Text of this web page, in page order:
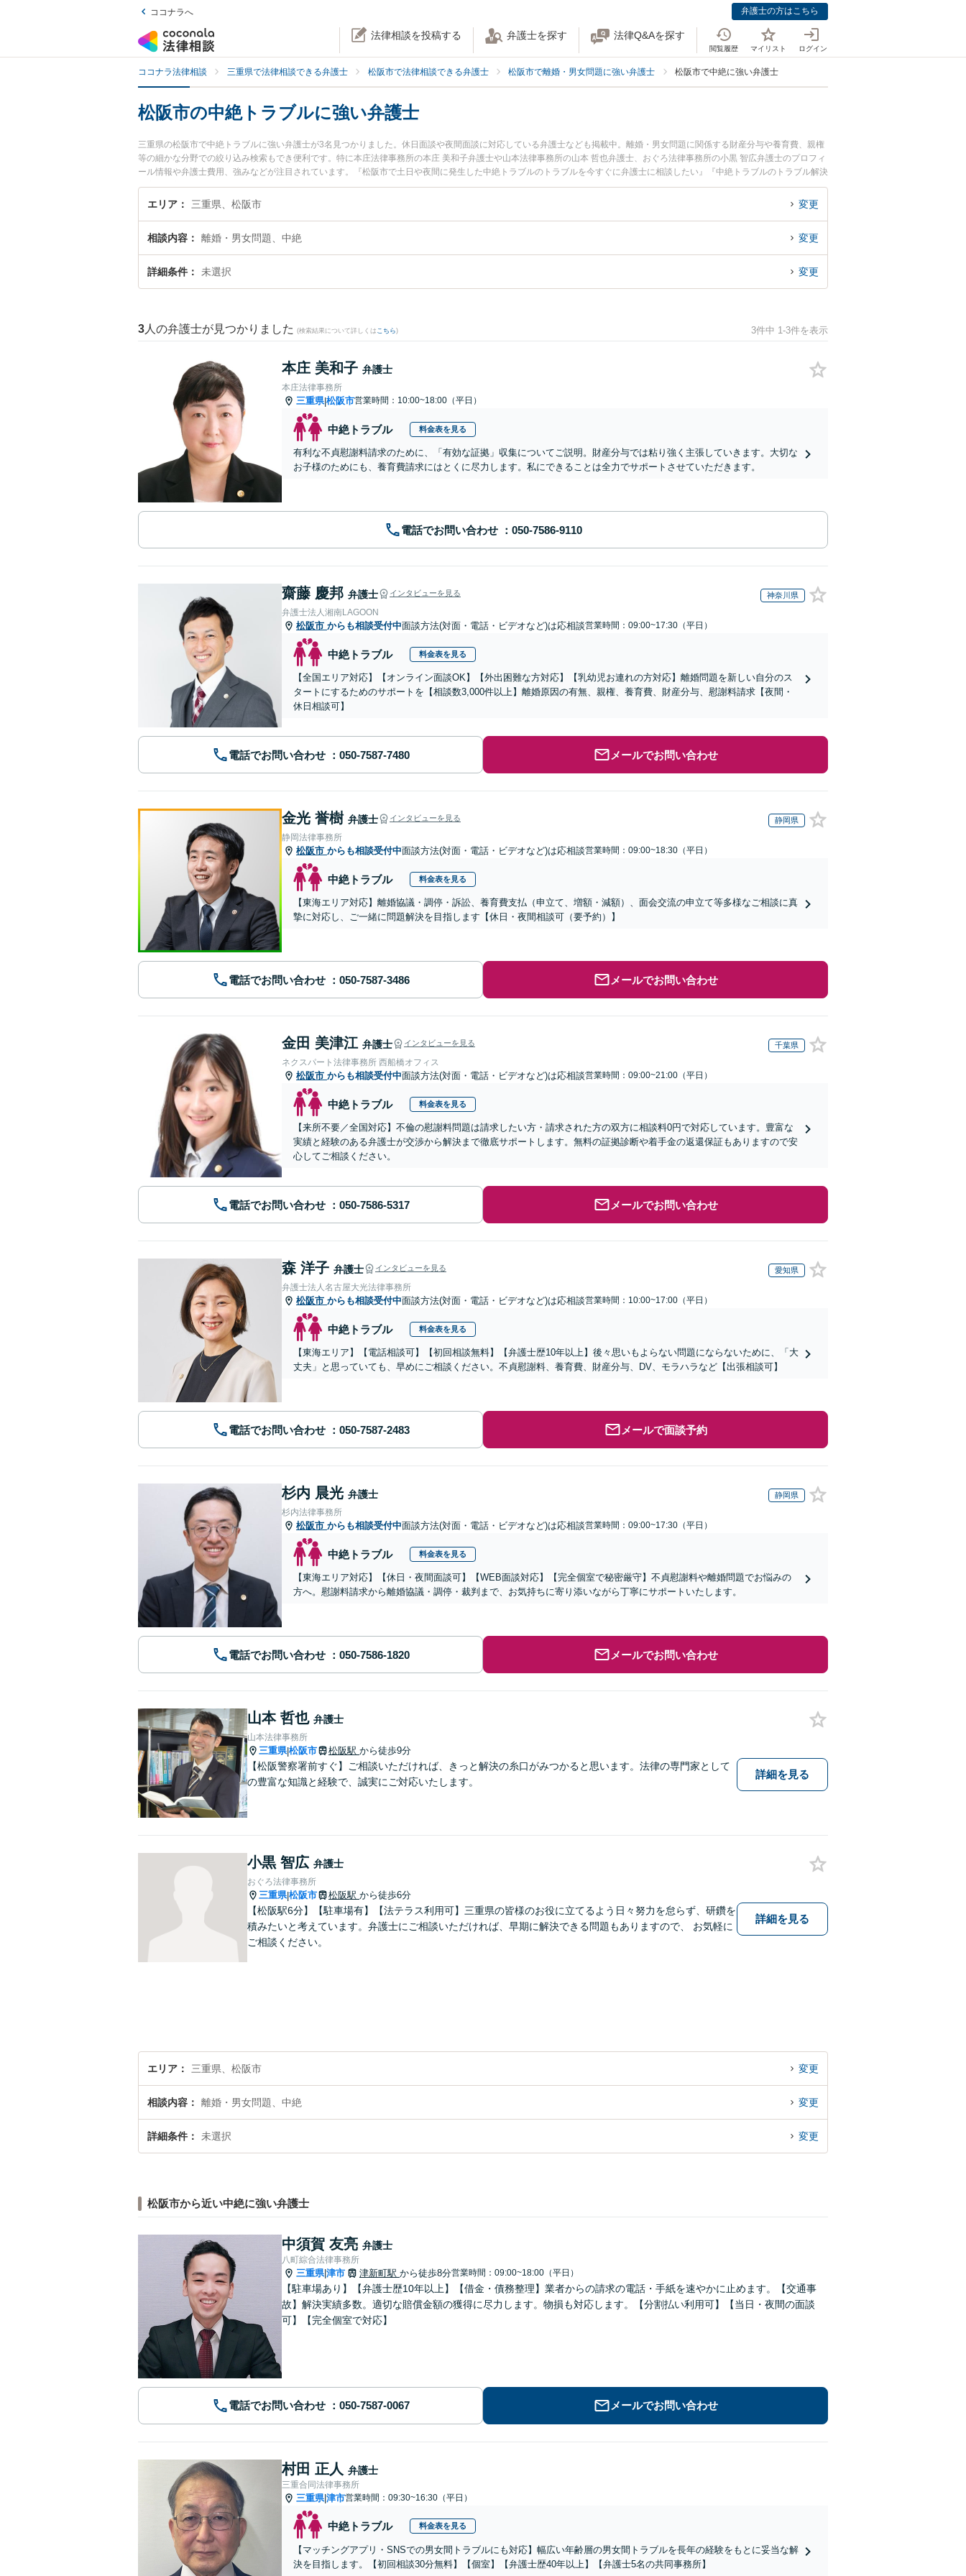
ココナラへ 弁護士の方はこちら
法律相談を投稿する 弁護士を探す 法律Q&Aを探す
閲覧履歴 マイリスト ログイン
ココナラ法律相談 三重県で法律相談できる弁護士 松阪市で法律相談できる弁護士 松阪市で離婚・男女問題に強い弁護士 松阪市で中絶に強い弁護士
松阪市の中絶トラブルに強い弁護士
三重県の松阪市で中絶トラブルに強い弁護士が3名見つかりました。休日面談や夜間面談に対応している弁護士なども掲載中。離婚・男女問題に関係する財産分与や養育費、親権
等の細かな分野での絞り込み検索もでき便利です。特に本庄法律事務所の本庄 美和子弁護士や山本法律事務所の山本 哲也弁護士、おぐろ法律事務所の小黒 智広弁護士のプロフィ
ール情報や弁護士費用、強みなどが注目されています。『松阪市で土日や夜間に発生した中絶トラブルのトラブルを今すぐに弁護士に相談したい』『中絶トラブルのトラブル解決
の実績豊富な近くの弁護士を検索したい』『初回相談無料で中絶トラブルを法律相談できる松阪市内の弁護士に相談予約したい』などでお困りの相談者さんにおすすめです。
エリア 三重県、松阪市 変更
相談内容 離婚・男女問題、中絶 変更
詳細条件 未選択 変更
3 人の弁護士が見つかりました (検索結果について詳しくは こちら) 3件中 1-3件を表示
本庄 美和子 弁護士
本庄法律事務所
三重県|松阪市営業時間：10:00~18:00（平日）
中絶トラブル 料金表を見る
有利な不貞慰謝料請求のために、「有効な証拠」収集についてご説明。財産分与では粘り強く主張していきます。大切な
お子様のためにも、養育費請求にはとくに尽力します。私にできることは全力でサポートさせていただきます。
電話でお問い合わせ
齋藤 慶邦 弁護士 インタビューを見る 神奈川県
弁護士法人湘南LAGOON
松阪市 からも相談受付中面談方法(対面・電話・ビデオなど)は応相談営業時間：09:00~17:30（平日）
中絶トラブル 料金表を見る
【全国エリア対応】【オンライン面談OK】【外出困難な方対応】【乳幼児お連れの方対応】離婚問題を新しい自分のス
タートにするためのサポートを【相談数3,000件以上】離婚原因の有無、親権、養育費、財産分与、慰謝料請求【夜間・
休日相談可】
電話でお問い合わせ メールでお問い合わせ
金光 誉樹 弁護士 インタビューを見る 静岡県
静岡法律事務所
松阪市 からも相談受付中面談方法(対面・電話・ビデオなど)は応相談営業時間：09:00~18:30（平日）
中絶トラブル 料金表を見る
【東海エリア対応】離婚協議・調停・訴訟、養育費支払（申立て、増額・減額）、面会交流の申立て等多様なご相談に真
摯に対応し、ご一緒に問題解決を目指します【休日・夜間相談可（要予約）】
電話でお問い合わせ メールでお問い合わせ
金田 美津江 弁護士 インタビューを見る 千葉県
ネクスパート法律事務所 西船橋オフィス
松阪市 からも相談受付中面談方法(対面・電話・ビデオなど)は応相談営業時間：09:00~21:00（平日）
中絶トラブル 料金表を見る
【来所不要／全国対応】不倫の慰謝料問題は請求したい方・請求された方の双方に相談料0円で対応しています。豊富な
実績と経験のある弁護士が交渉から解決まで徹底サポートします。無料の証拠診断や着手金の返還保証もありますので安
心してご相談ください。
電話でお問い合わせ メールでお問い合わせ
森 洋子 弁護士 インタビューを見る 愛知県
弁護士法人名古屋大光法律事務所
松阪市 からも相談受付中面談方法(対面・電話・ビデオなど)は応相談営業時間：10:00~17:00（平日）
中絶トラブル 料金表を見る
【東海エリア】【電話相談可】【初回相談無料】【弁護士歴10年以上】後々思いもよらない問題にならないために、「大
丈夫」と思っていても、早めにご相談ください。不貞慰謝料、養育費、財産分与、DV、モラハラなど【出張相談可】
電話でお問い合わせ メールで面談予約
杉内 晨光 弁護士 静岡県
杉内法律事務所
松阪市 からも相談受付中面談方法(対面・電話・ビデオなど)は応相談営業時間：09:00~17:30（平日）
中絶トラブル 料金表を見る
【東海エリア対応】【休日・夜間面談可】【WEB面談対応】【完全個室で秘密厳守】不貞慰謝料や離婚問題でお悩みの
方へ。慰謝料請求から離婚協議・調停・裁判まで、お気持ちに寄り添いながら丁寧にサポートいたします。
電話でお問い合わせ メールでお問い合わせ
山本 哲也 弁護士
山本法律事務所
三重県|松阪市 松阪駅 から徒歩9分
【松阪警察署前すぐ】ご相談いただければ、きっと解決の糸口がみつかると思います。法律の専門家として
の豊富な知識と経験で、誠実にご対応いたします。
詳細を見る
小黒 智広 弁護士
おぐろ法律事務所
三重県|松阪市 松阪駅 から徒歩6分
【松阪駅6分】【駐車場有】【法テラス利用可】三重県の皆様のお役に立てるよう日々努力を怠らず、研鑽を
積みたいと考えています。弁護士にご相談いただければ、早期に解決できる問題もありますので、 お気軽に
ご相談ください。
詳細を見る
エリア 三重県、松阪市 変更
相談内容 離婚・男女問題、中絶 変更
詳細条件 未選択 変更
松阪市から近い中絶に強い弁護士
中須賀 友亮 弁護士
八町綜合法律事務所
三重県|津市 津新町駅 から徒歩8分営業時間：09:00~18:00（平日）
【駐車場あり】【弁護士歴10年以上】【借金・債務整理】業者からの請求の電話・手紙を速やかに止めます。【交通事
故】解決実績多数。適切な賠償金額の獲得に尽力します。物損も対応します。【分割払い利用可】【当日・夜間の面談
可】【完全個室で対応】
電話でお問い合わせ メールでお問い合わせ
村田 正人 弁護士
三重合同法律事務所
三重県|津市営業時間：09:30~16:30（平日）
中絶トラブル 料金表を見る
【マッチングアプリ・SNSでの男女間トラブルにも対応】幅広い年齢層の男女間トラブルを長年の経験をもとに妥当な解
決を目指します。【初回相談30分無料】【個室】【弁護士歴40年以上】【弁護士5名の共同事務所】